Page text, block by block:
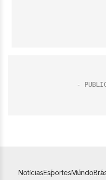
NotíciasEsportesMundo